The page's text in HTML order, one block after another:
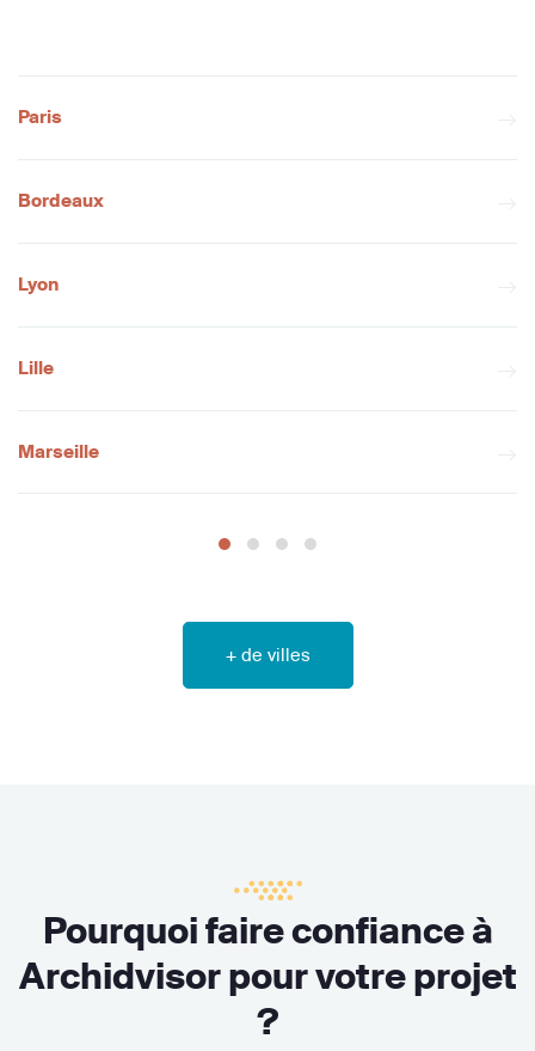
Paris
Bordeaux
Lyon
Lille
Marseille
+ de villes
Pourquoi faire confiance à
Archidvisor pour votre projet
?